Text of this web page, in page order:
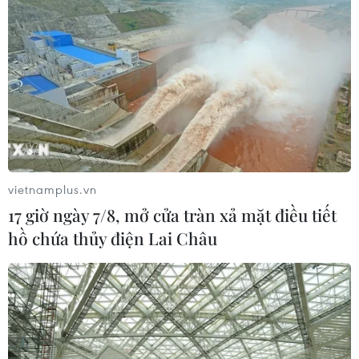
Sơn La hỗ trợ người dân di dời khỏi
nơi nguy hiểm do mưa lũ
06/08/2026 02:50
Xem thêm
CƠ QUAN CHỦ QUẢN: THÔNG TẤN XÃ VIỆT NAM
Tổng Biên tập: TRẦN TIẾN DUẨN
Phó Tổng Biên tập: NGUYỄN THỊ TÁM, KHÚC THANH
THỦY
vietnamplus.vn
17 giờ ngày 7/8, mở cửa tràn xả mặt điều tiết
hồ chứa thủy điện Lai Châu